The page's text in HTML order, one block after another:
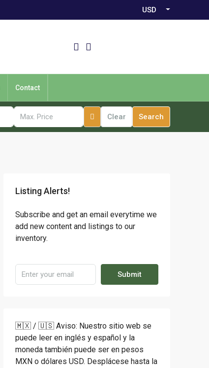
USD
Contact
Clear Search
Listing Alerts!
Subscribe and get an email everytime we
add new content and listings to our
inventory.
Submit
🇲🇽 / 🇺🇸 Aviso: Nuestro sitio web se
puede leer en inglés y español y la
moneda también puede ser en pesos
MXN o dólares USD. Desplácese hasta la